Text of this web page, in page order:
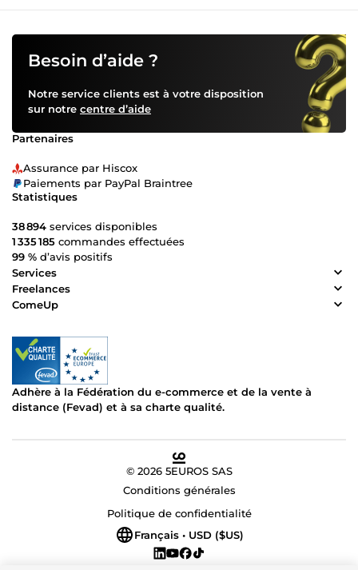
Besoin d’aide ?
Notre service clients est à votre disposition
sur notre centre d’aide
Partenaires
Assurance par Hiscox
Paiements par PayPal Braintree
Statistiques
38 894 services disponibles
1 335 185 commandes effectuées
99 % d’avis positifs
Services
Freelances
ComeUp
Adhère à la Fédération du e-commerce et de la vente à
distance (Fevad) et à sa charte qualité.
© 2026 5EUROS SAS
Conditions générales
Politique de confidentialité
Français • USD ($US)